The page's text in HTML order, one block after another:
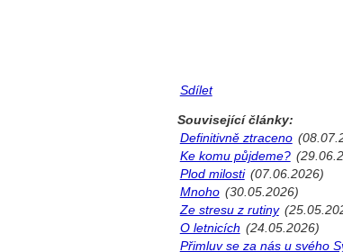
Sdílet
Související články:
Definitivně ztraceno
Ke komu půjdeme?
Plod milosti (07.06.2026)
Mnoho (30.05.2026)
Ze stresu z rutiny
O letnicích (24.05.2026)
Přimluv se za nás u svého